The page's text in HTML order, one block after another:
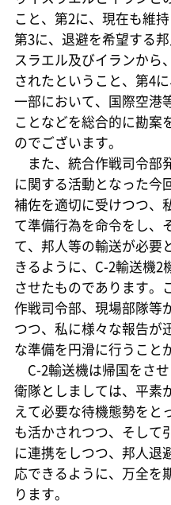
こと、第2に、現在も維
第3に、退避を希望する
スラエル及びイランから
されたということ、第4
一部において、国際空港
ことなどを総合的に勘案
のでございます。
また、統合作戦司令部
に関する活動となった今
補佐を適切に受けつつ、
て準備行為を命令をし、
て、邦人等の輸送が必要
きるように、C-2輸送機
させたものであります。
作戦司令部、現場部隊等
つつ、私に様々な報告が
な準備を円滑に行うこと
C-2輸送機は帰国をさ
衛隊としましては、平素
えて必要な待機態勢をと
も活かされつつ、そして
に連携をしつつ、邦人退
応できるように、万全を
ります。